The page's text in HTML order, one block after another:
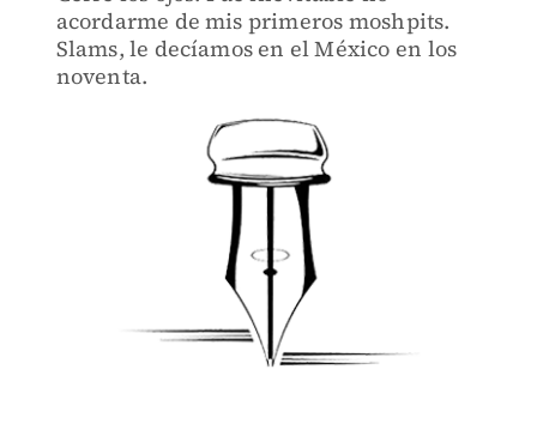
acordarme de mis primeros moshpits.
Slams, le decíamos en el México en los
noventa.